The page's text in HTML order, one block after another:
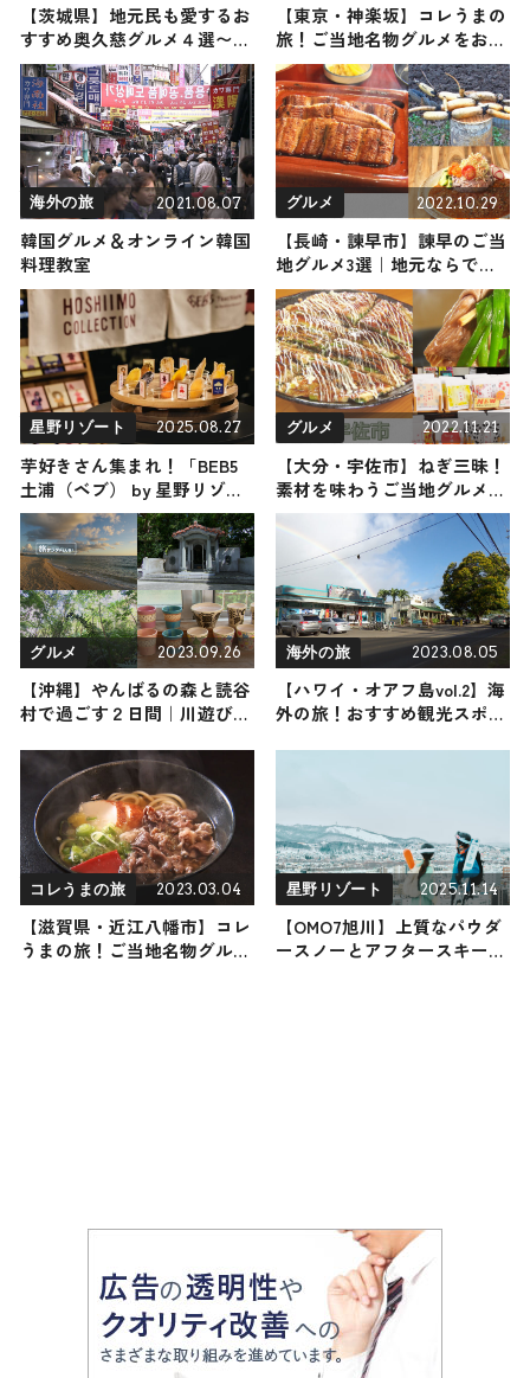
【茨城県】地元民も愛するお
すすめ奥久慈グルメ４選〜雄
大な自然が恵む特産品をご紹
介〜
【東京・神楽坂】コレうまの
旅！ご当地名物グルメをお届
け
海外の旅 2021.08.07
韓国グルメ＆オンライン韓国
料理教室
グルメ 2022.10.29
【長崎・諫早市】諫早のご当
地グルメ3選｜地元ならでは
の食材＆料理が勢揃い
星野リゾート 2025.08.27
芋好きさん集まれ！「BEB5
土浦（ベブ） by 星野リゾー
ト」で100通りから“推しイ
モ”を見つける「ほしいもコ
レクション」初開催
グルメ 2022.11.21
【大分・宇佐市】ねぎ三昧！
素材を味わうご当地グルメ4
選
グルメ 2023.09.26
【沖縄】やんばるの森と読谷
村で過ごす２日間｜川遊びア
をご紹介
海外の旅 2023.08.05
【ハワイ・オアフ島vol.2】海
外の旅！おすすめ観光スポッ
コレうまの旅 2023.03.04
【滋賀県・近江八幡市】コレ
うまの旅！ご当地名物グルメ
星野リゾート 2025.11.14
【OMO7旭川】上質なパウダ
ースノーとアフタースキーを